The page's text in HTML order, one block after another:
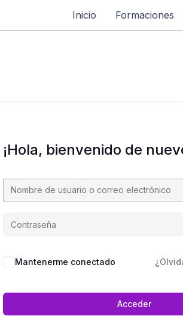
Inicio Formaciones
¡Hola, bienvenido de
Mantenerme conectado
Acceder